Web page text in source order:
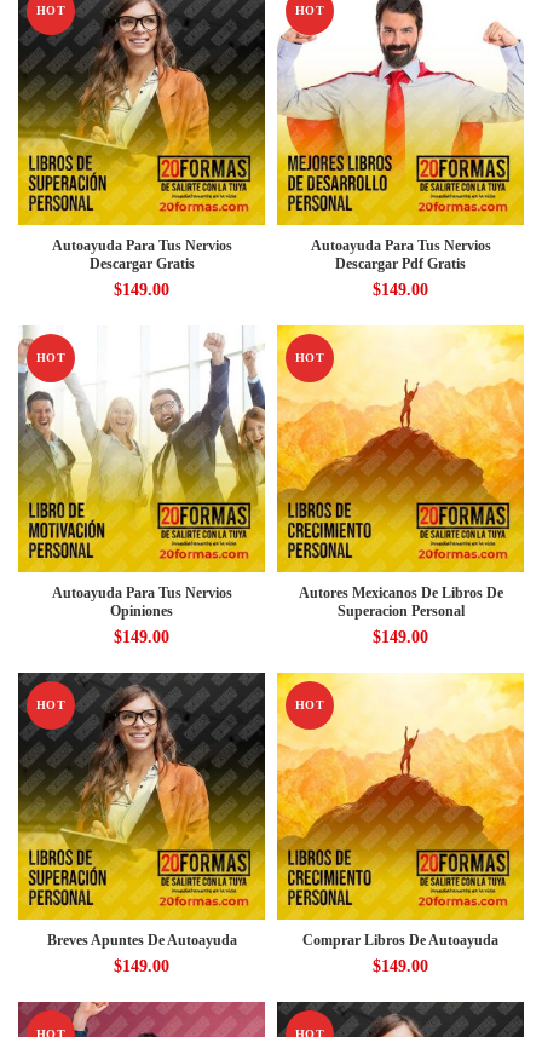
HOT
Autoayuda Para Tus Nervios
Descargar Gratis
$149.00
HOT
Autoayuda Para Tus Nervios
Descargar Pdf Gratis
$149.00
HOT
Autoayuda Para Tus Nervios
Opiniones
$149.00
HOT
Autores Mexicanos De Libros De
Superacion Personal
$149.00
HOT
Breves Apuntes De Autoayuda
$149.00
HOT
Comprar Libros De Autoayuda
$149.00
HOT HOT